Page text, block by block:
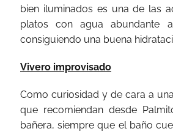
bien iluminados es una de las
platos con agua abundante
consiguiendo una buena
Vivero improvisado
Como curiosidad y de cara a
que recomiendan desde
bañera, siempre que el baño